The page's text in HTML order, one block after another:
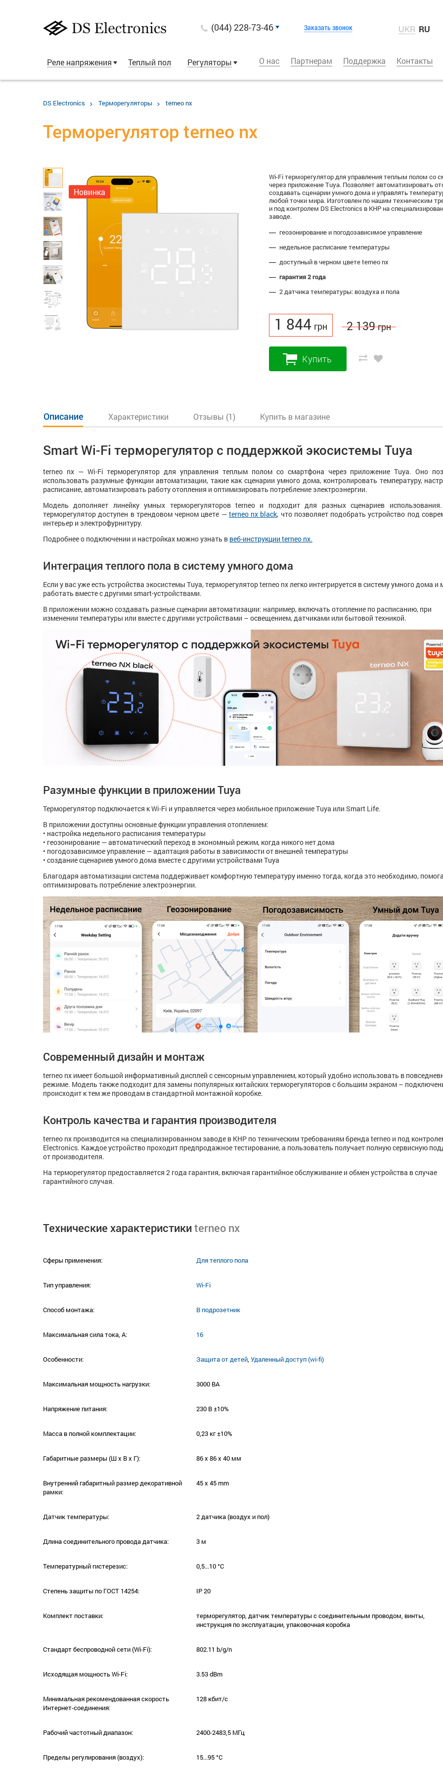
(044) 228-73-46 Заказать звонок UKR RU
Реле напряжения Теплый пол Регуляторы О нас Партнерам Поддержка Контакты
DS Electronics Терморегуляторы terneo nx
Терморегулятор terneo nx
Новинка
Wi-Fi терморегулятор для управления теплым полом со
через приложение Tuya. Позволяет автоматизировать
создавать сценарии умного дома и управлять
любой точки мира. Изготовлен по нашим техническим
и под контролем DS Electronics в КНР на
заводе.
геозонирование и погодозависимое управление
недельное расписание температуры
доступный в черном цвете terneo nx
гарантия 2 года
2 датчика температуры: воздуха и пола
1 844 грн 2 139 грн
Купить
Описание Характеристики Отзывы (1) Купить в магазине
Smart Wi-Fi терморегулятор с поддержкой экосистемы Tuya
terneo nx — Wi-Fi терморегулятор для управления теплым полом со смартфона через приложение Tuya. Оно
использовать разумные функции автоматизации, такие как сценарии умного дома, контролировать температуру,
расписание, автоматизировать работу отопления и оптимизировать потребление электроэнергии.
Модель дополняет линейку умных терморегуляторов terneo и подходит для разных сценариев
терморегулятор доступен в трендовом черном цвете — terneo nx black, что позволяет подобрать устройство под
интерьер и электрофурнитуру.
Подробнее о подключении и настройках можно узнать в веб-инструкции terneo nx.
Интеграция теплого пола в систему умного дома
Если у вас уже есть устройства экосистемы Tuya, терморегулятор terneo nx легко интегрируется в систему умного дома и
работать вместе с другими smart-устройствами.
В приложении можно создавать разные сценарии автоматизации: например, включать отопление по расписанию, при
изменении температуры или вместе с другими устройствами – освещением, датчиками или бытовой техникой.
Разумные функции в приложении Tuya
Терморегулятор подключается к Wi-Fi и управляется через мобильное приложение Tuya или Smart Life.
В приложении доступны основные функции управления отоплением:
• настройка недельного расписания температуры
• геозонирование — автоматический переход в экономный режим, когда никого нет дома
• погодозависимое управление — адаптация работы в зависимости от внешней температуры
• создание сценариев умного дома вместе с другими устройствами Tuya
Благодаря автоматизации система поддерживает комфортную температуру именно тогда, когда это необходимо,
оптимизировать потребление электроэнергии.
Современный дизайн и монтаж
terneo nx имеет большой информативный дисплей с сенсорным управлением, который удобно использовать в
режиме. Модель также подходит для замены популярных китайских терморегуляторов с большим экраном –
происходит к тем же проводам в стандартной монтажной коробке.
Контроль качества и гарантия производителя
terneo nx производится на специализированном заводе в КНР по техническим требованиям бренда terneo и под
Electronics. Каждое устройство проходит предпродажное тестирование, а пользователь получает полную сервисную
от производителя.
На терморегулятор предоставляется 2 года гарантия, включая гарантийное обслуживание и обмен устройства в случае
гарантийного случая.
Технические характеристики terneo nx
Сферы применения: Для теплого пола
Тип управления: Wi-Fi
Способ монтажа: В подрозетник
Максимальная сила тока, A: 16
Особенности: Защита от детей, Удаленный доступ (wi-fi)
Максимальная мощность нагрузки: 3000 ВА
Напряжение питания: 230 В ±10%
Масса в полной комплектации: 0,23 кг ±10%
Габаритные размеры (Ш х В х Г): 86 х 86 х 40 мм
Внутренний габаритный размер декоративной
рамки:
45 х 45 mm
Датчик температуры: 2 датчика (воздух и пол)
Длина соединительного провода датчика: 3 м
Температурный гистерезис: 0,5...10 °С
Степень защиты по ГОСТ 14254: ІР 20
Комплект поставки:
терморегулятор, датчик температуры с соединительным проводом, винты,
инструкция по эксплуатации, упаковочная коробка
Стандарт беспроводной сети (Wi-Fi): 802.11 b/g/n
Исходящая мощность Wi-Fi: 3.53 dBm
Минимальная рекомендованная скорость
Интернет-соединения:
128 кбит/с
Рабочий частотный диапазон: 2400-2483,5 МГц
Пределы регулирования (воздух): 15...95 °C